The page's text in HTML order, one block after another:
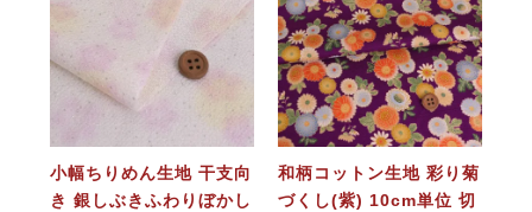
小幅ちりめん生地 干支向
き 銀しぶきふわりぼかし
和柄コットン生地 彩り菊
づくし(紫) 10cm単位 切